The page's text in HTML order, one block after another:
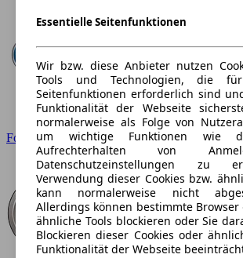
Ford
Essentielle Seitenfunktionen
Wir bzw. diese Anbieter nutzen
Tools und Technologien, die
Seitenfunktionen erforderlich sind
Funktionalität der Webseite
normalerweise als Folge von
um wichtige Funktionen wie
Aufrechterhalten von
Datenschutzeinstellungen zu
Verwendung dieser Cookies bzw.
kann normalerweise nicht
Allerdings können bestimmte Browser
ähnliche Tools blockieren oder Sie
Blockieren dieser Cookies oder
Funktionalität der Webseite